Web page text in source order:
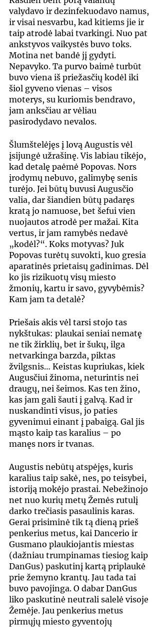
valydavo ir dezinfekuodavo namus,
ir visai nesvarbu, kad kitiems jie ir
taip atrodė labai tvarkingi. Nuo pat
ankstyvos vaikystės buvo toks.
Motina net bandė jį gydyti.
Nepavyko. Ta purvo baimė turbūt
buvo viena iš priežasčių kodėl iki
šiol gyveno vienas – visos
moterys, su kuriomis bendravo,
jam anksčiau ar vėliau
pasirodydavo nevalos.
Šlumštelėjęs į lovą Augustis vėl
įsijungė užrašinę. Vis labiau tikėjo,
kad detalę paėmė Popovas. Nors
įrodymų nebuvo, galimybę senis
turėjo. Jei būtų buvusi Augusčio
valia, dar šiandien būtų padaręs
kratą jo namuose, bet šefui vien
nuojautos atrodė per mažai. Kita
vertus, ir jam ramybės nedavė
„kodėl?“. Koks motyvas? Juk
Popovas turėtų suvokti, kuo gresia
aparatinės prietaisų gadinimas. Dėl
ko jis rizikuotų visų miesto
žmonių, kartu ir savo, gyvybėmis?
Kam jam ta detalė?
Priešais akis vėl tarsi stojo tas
nykštukas: plaukai seniai nematę
ne tik žirklių, bet ir šukų, ilga
netvarkinga barzda, piktas
žvilgsnis… Keistas kupriukas, kiek
Augusčiui žinoma, neturintis nei
draugų, nei šeimos. Kas ten žino,
kas jam gali šauti į galvą. Kad ir
nuskandinti visus, jo paties
gyvenimui einant į pabaigą. Gal jis
mąsto kaip tas karalius – po
manęs nors ir tvanas.
Augustis nebūtų atspėjęs, kuris
karalius taip sakė, nes, po teisybei,
istoriją mokėjo prastai. Nebežinojo
net nuo kurių metų Žemės rutulį
darko trečiasis pasaulinis karas.
Gerai prisiminė tik tą dieną prieš
penkerius metus, kai Dancerio ir
Gusmano plaukiojantis miestas
(dažniau trumpinamas tiesiog kaip
DanGus) paskutinį kartą priplaukė
prie žemyno krantų. Jau tada tai
buvo pavojinga. O dabar DanGus
liko paskutinė neutrali salelė visoje
Žemėje. Jau penkerius metus
pirmųjų miesto gyventojų